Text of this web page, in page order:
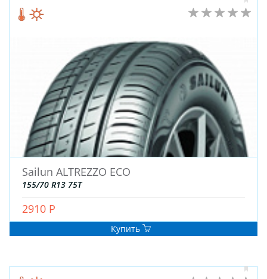
Sailun ALTREZZO ECO
155/70 R13 75T
2910 Р
Купить